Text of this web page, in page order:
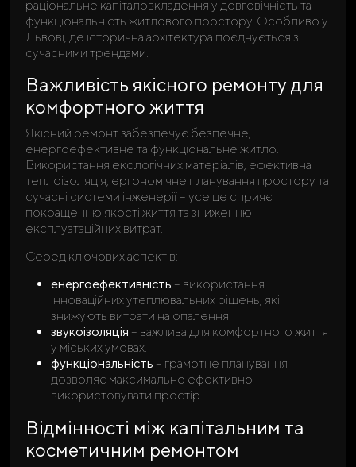
раціональне капіталовкладення у довговічність та
функціональність житлового простору. Особливо у
Львові, де історична архітектура поєднується з
сучасними трендами.
Важливість якісного ремонту для
комфортного життя
Якісний ремонт забезпечує безпечне,
енергоефективне та функціональне житло.
Використання екологічних матеріалів, ефективна
теплоізоляція, ергономічне планування простору та
сучасні системи інженерії – усе це сприяє
покращенню якості життя та зниженню
експлуатаційних витрат.
Серед ключових аспектів:
енергоефективність – використання
інноваційних утеплювальних рішень, які
знижують витрати на опалення.
звукоізоляція – важлива для комфортного життя
у міських умовах.
функціональність – грамотне планування
дозволяє максимально ефективно
використовувати простір.
Відмінності між капітальним та
косметичним ремонтом